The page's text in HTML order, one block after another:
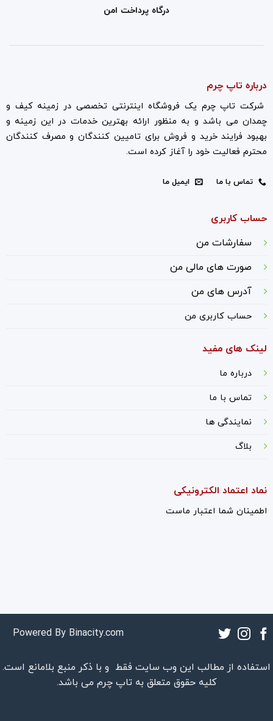
درگاه پرداخت امن
درباره تاپ چرم
شرکت تاپ چرم یک فروشگاه اینترنتی تخصصی در زمینه کیف و
چمدان می باشد و به منظور ارائه بهترین خدمات در این زمینه و
بهبود فرایند خرید و فروش برای تامیین کنندگان و مصرف کنندگان
محترم فعالیت خود را آغاز کرده است.
تماس با ما ایمیل ما
حساب کاربری
سفارشات من
صورت های مالی من
آدرس های من
حساب کاربری من
لینک های مفید
درباره ما
تماس با ما
نمایندگی ها
بلاگ
نماد اعتماد الکترونیکی
اطمینان شما اعتبار ماست
استفاده از مطالب این وب سایت فقط و با ذکر منبع بلامانع است.
کلیه حقوق متعلق به تاپ چرم می باشد.
Powered By Binacity.com